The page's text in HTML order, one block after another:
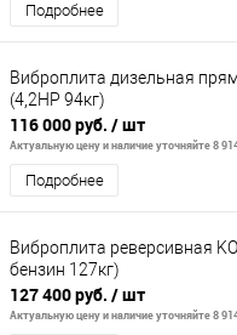
Подробнее
Виброплита дизельная
(4,2HP 94кг)
116 000 руб. / шт
Актуальную цену и наличие уточняйте 8
Подробнее
Виброплита реверсивная
бензин 127кг)
127 400 руб. / шт
Актуальную цену и наличие уточняйте 8